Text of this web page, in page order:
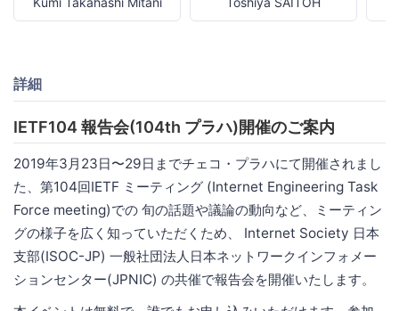
詳細
IETF104 報告会(104th プラハ)開催のご案内
2019年3月23日〜29日までチェコ・プラハにて開催されまし
た、第104回IETF ミーティング (Internet Engineering Task
Force meeting)での 旬の話題や議論の動向など、ミーティン
グの様子を広く知っていただくため、 Internet Society 日本
支部(ISOC-JP) 一般社団法人日本ネットワークインフォメー
ションセンター(JPNIC) の共催で報告会を開催いたします。